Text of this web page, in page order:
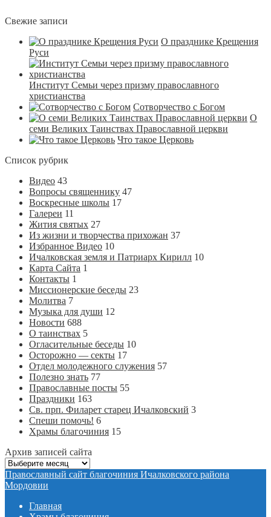
Свежие записи
О празднике Крещения
Руси
Институт Семьи через призму православного
христианства
Сотворчество с Богом
О
семи Великих Таинствах Православной церкви
Что такое Церковь
Список рубрик
Видео 43
Вопросы священнику 47
Воскресные школы 17
Галереи 11
Жития святых 27
Из жизни и творчества прихожан 37
Избранное Видео 10
Ичалковская земля и Патриарх Кирилл 10
Карта Сайта 1
Контакты 1
Миссионерские беседы 23
Молитва 7
Музыка для души 12
Новости 688
О таинствах 5
Огласительные беседы 10
Осторожно — секты 17
Отдел молодежного служения 57
Полезно знать 77
Православные посты 55
Праздники 163
Св. прп. Филарет старец Ичалковский 3
Спеши помочь! 6
Храмы благочиния 15
Архив записей сайта
Архив
записей
сайта
Православный сайт благочиния Ичалковского района
Мордовии
Главная